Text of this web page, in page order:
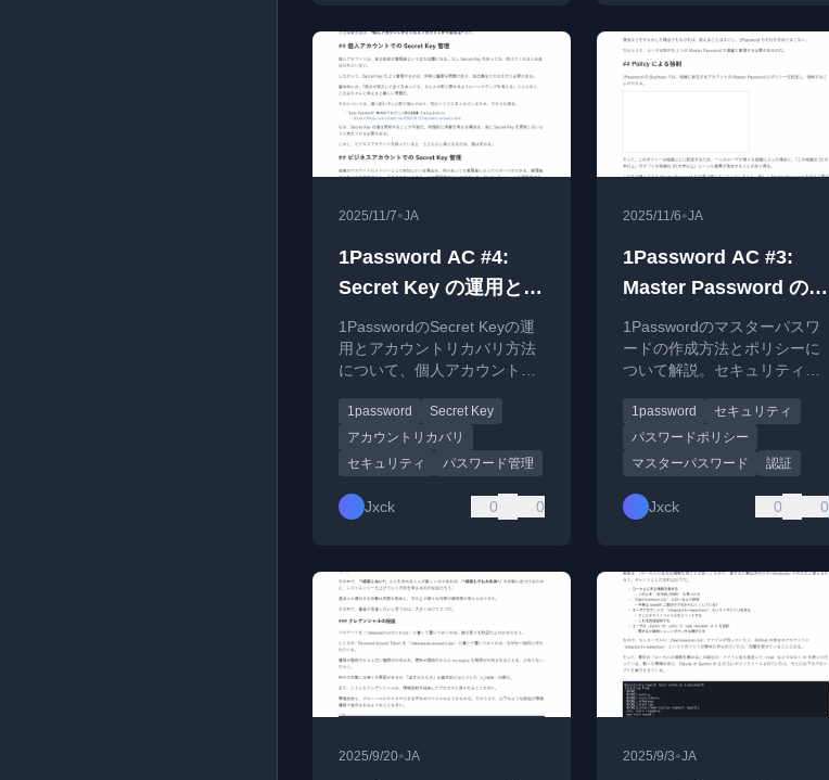
2025/11/7•JA
1Password AC #4:
Secret Key の運用とア
カウントリカバリ
1PasswordのSecret Keyの運
用とアカウントリカバリ方法
について、個人アカウントと
解説します。
1password
Secret Key
アカウントリカバリ
セキュリティ
パスワード管理
Jxck 0 0
2025/11/6•JA
1Password AC #3:
Master Password の作
り方
1Passwordのマスターパスワ
ードの作成方法とポリシーに
ついて解説。セキュリティと
ベストプラクティスを紹介。
1password
セキュリティ
パスワードポリシー
マスターパスワード
認証
Jxck 0 0
2025/9/20•JA 2025/9/3•JA